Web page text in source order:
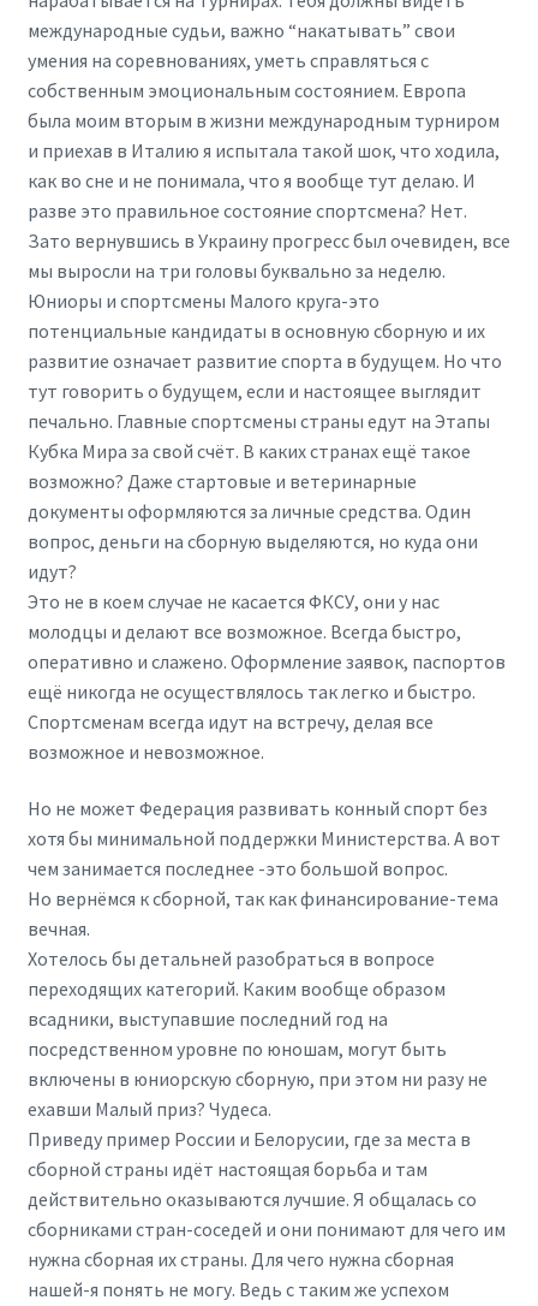
международные судьи, важно “накатывать” свои
умения на соревнованиях, уметь справляться с
собственным эмоциональным состоянием. Европа
была моим вторым в жизни международным турниром
и приехав в Италию я испытала такой шок, что ходила,
как во сне и не понимала, что я вообще тут делаю. И
разве это правильное состояние спортсмена? Нет.
Зато вернувшись в Украину прогресс был очевиден, все
мы выросли на три головы буквально за неделю.
Юниоры и спортсмены Малого круга-это
потенциальные кандидаты в основную сборную и их
развитие означает развитие спорта в будущем. Но что
тут говорить о будущем, если и настоящее выглядит
печально. Главные спортсмены страны едут на Этапы
Кубка Мира за свой счёт. В каких странах ещё такое
возможно? Даже стартовые и ветеринарные
документы оформляются за личные средства. Один
вопрос, деньги на сборную выделяются, но куда они
идут?
Это не в коем случае не касается ФКСУ, они у нас
молодцы и делают все возможное. Всегда быстро,
оперативно и слажено. Оформление заявок, паспортов
ещё никогда не осуществлялось так легко и быстро.
Спортсменам всегда идут на встречу, делая все
возможное и невозможное.
Но не может Федерация развивать конный спорт без
хотя бы минимальной поддержки Министерства. А вот
чем занимается последнее -это большой вопрос.
Но вернёмся к сборной, так как финансирование-тема
вечная.
Хотелось бы детальней разобраться в вопросе
переходящих категорий. Каким вообще образом
всадники, выступавшие последний год на
посредственном уровне по юношам, могут быть
включены в юниорскую сборную, при этом ни разу не
ехавши Малый приз? Чудеса.
Приведу пример России и Белорусии, где за места в
сборной страны идёт настоящая борьба и там
действительно оказываются лучшие. Я общалась со
сборниками стран-соседей и они понимают для чего им
нужна сборная их страны. Для чего нужна сборная
нашей-я понять не могу. Ведь с таким же успехом